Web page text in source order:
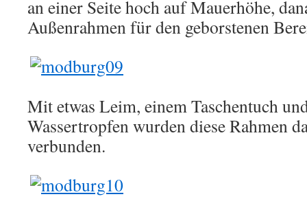
an einer Seite hoch auf Mauerhöhe,
Außenrahmen für den geborstenen
Mit etwas Leim, einem Taschentuch
Wassertropfen wurden diese Rahmen
verbunden.